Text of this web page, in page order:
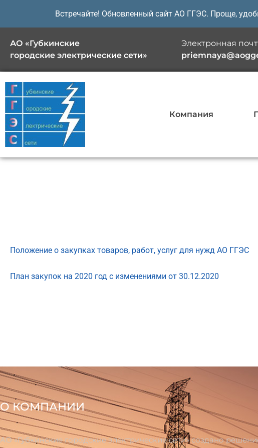
содержимому
Встречайте! Обновленный сайт АО ГГЭС. Проще,
АО «Губкинские
городские электрические сети»
Электронная
Компания
Положение о закупках товаров, работ, услуг для нужд АО ГГЭС
План закупок на 2020 год с изменениями от 30.12.2020
О КОМПАНИИ
АО «Губкинские городские электрические сети» создано